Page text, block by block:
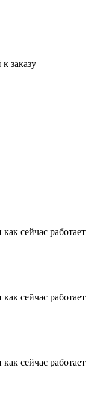
заказу
сейчас работает
сейчас работает
сейчас работает